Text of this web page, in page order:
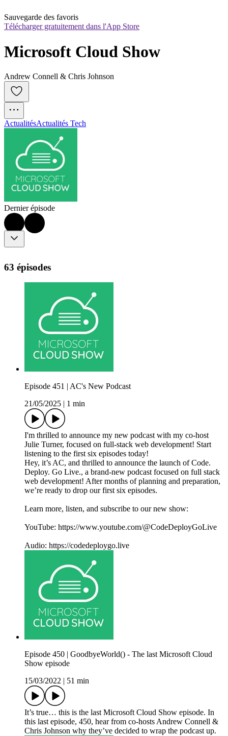
Sauvegarde des favoris
Télécharger gratuitement dans l'App Store
Microsoft Cloud Show
Andrew Connell & Chris Johnson
ActualitésActualités Tech
Dernier épisode
63 épisodes
Episode 451 | AC's New Podcast
21/05/2025
1 min
I'm thrilled to announce my new podcast with my co-host
Julie Turner, focused on full-stack web development! Start
listening to the first six episodes today!
Hey, it’s AC, and thrilled to announce the launch of Code.
Deploy. Go Live., a brand-new podcast focused on full stack
web development! After months of planning and preparation,
we’re ready to drop our first six episodes.
Learn more, listen, and subscribe to our new show:
YouTube: https://www.youtube.com/@CodeDeployGoLive
Audio: https://codedeploygo.live
Episode 450 | GoodbyeWorld() - The last Microsoft Cloud
Show episode
15/03/2022
51 min
It’s true… this is the last Microsoft Cloud Show episode. In
this last episode, 450, hear from co-hosts Andrew Connell &
Chris Johnson why they’ve decided to wrap the podcast up.